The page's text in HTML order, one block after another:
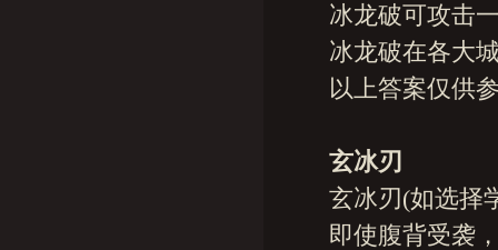
冰龙破可攻击一
冰龙破在各大城
以上答案仅供参
玄冰刃
玄冰刃(如选择学
即使腹背受袭，